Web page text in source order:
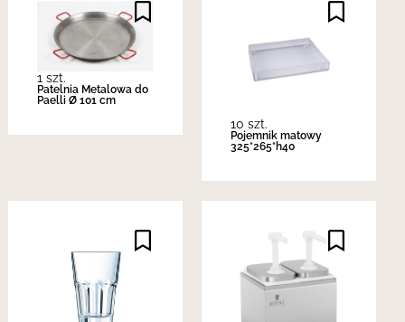
1 szt.
Patelnia Metalowa do
Paelli Ø 101 cm
10 szt.
Pojemnik matowy
325*265*h40